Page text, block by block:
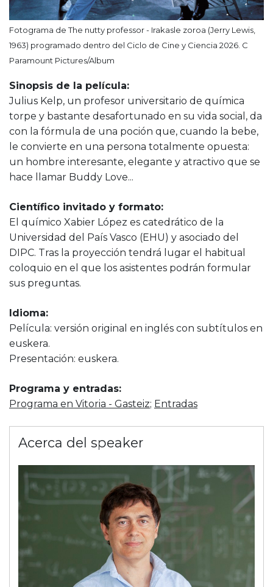
Fotograma de The nutty professor - Irakasle zoroa (Jerry Lewis,
1963) programado dentro del Ciclo de Cine y Ciencia 2026. C
Paramount Pictures/Album
Sinopsis de la película:
Julius Kelp, un profesor universitario de química
torpe y bastante desafortunado en su vida social, da
con la fórmula de una poción que, cuando la bebe,
le convierte en una persona totalmente opuesta:
un hombre interesante, elegante y atractivo que se
hace llamar Buddy Love...
Científico invitado y formato:
El químico Xabier López es catedrático de la
Universidad del País Vasco (EHU) y asociado del
DIPC. Tras la proyección tendrá lugar el habitual
coloquio en el que los asistentes podrán formular
sus preguntas.
Idioma:
Película: versión original en inglés con subtítulos en
euskera.
Presentación: euskera.
Programa y entradas:
Programa en Vitoria - Gasteiz; Entradas
Acerca del speaker